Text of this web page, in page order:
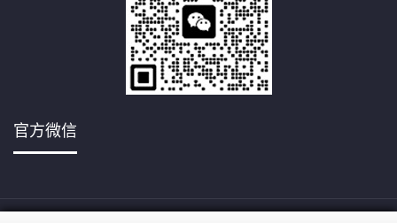
官方微信
Copyright © 2001,www.mvecryo.com/,All rights reserved京ICP备